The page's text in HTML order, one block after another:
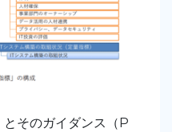
そのガイダンス（P